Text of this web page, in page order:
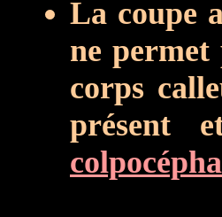
La coupe
ne permet
corps
présent